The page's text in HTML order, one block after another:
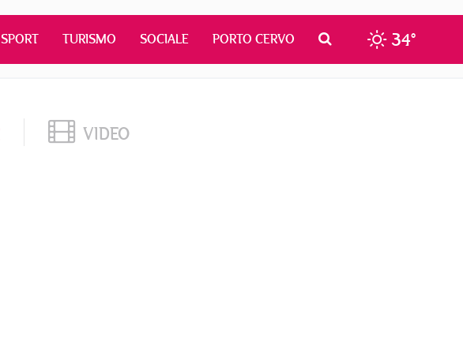
SPORT TURISMO SOCIALE PORTO CERVO 34°
VIDEO